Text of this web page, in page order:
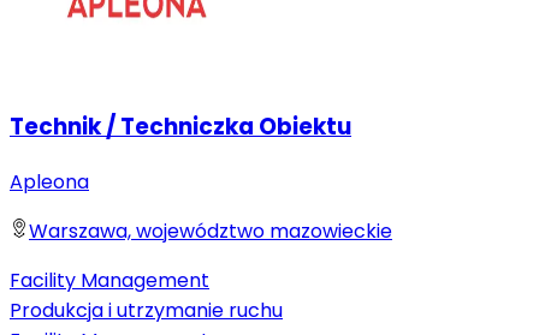
Technik / Techniczka Obiektu
Apleona
Warszawa, województwo mazowieckie
Facility Management
Produkcja i utrzymanie ruchu